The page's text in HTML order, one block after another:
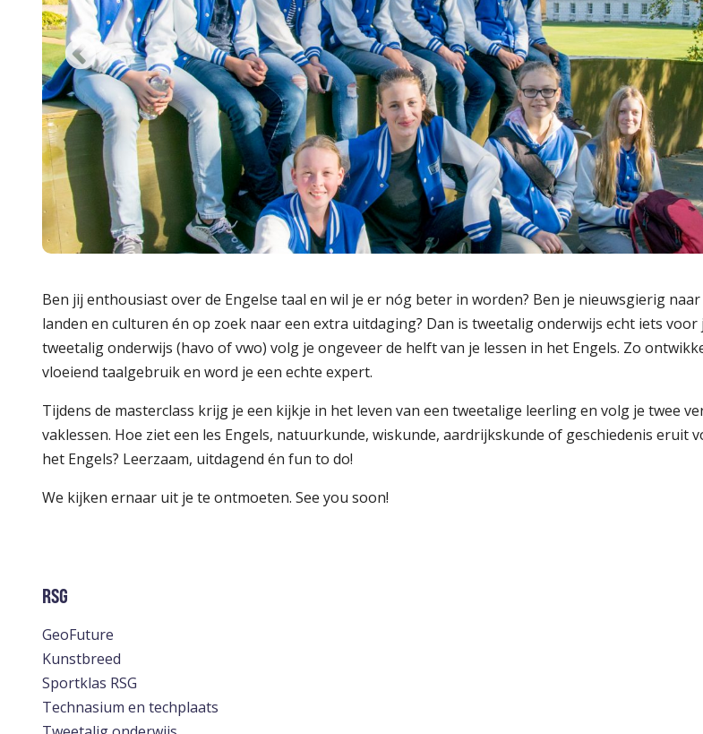
Ben jij enthousiast over de Engelse taal en wil je er nóg beter in worden? Ben je nieuwsgierig
landen en culturen én op zoek naar een extra uitdaging? Dan is tweetalig onderwijs echt iets voor
tweetalig onderwijs (havo of vwo) volg je ongeveer de helft van je lessen in het Engels. Zo
vloeiend taalgebruik en word je een echte expert.
Tijdens de masterclass krijg je een kijkje in het leven van een tweetalige leerling en volg je twee
vaklessen. Hoe ziet een les Engels, natuurkunde, wiskunde, aardrijkskunde of geschiedenis eruit
het Engels? Leerzaam, uitdagend én fun to do!
We kijken ernaar uit je te ontmoeten. See you soon!
RSG
GeoFuture
Kunstbreed
Sportklas RSG
Technasium en techplaats